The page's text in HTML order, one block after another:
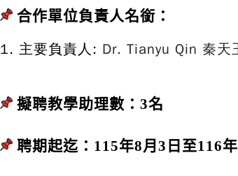
合作單位負責人名銜：
1. 主要負責人: Dr. Tianyu Qin 秦
擬聘教學助理數：3名
聘期起迄：115年8月3日至116